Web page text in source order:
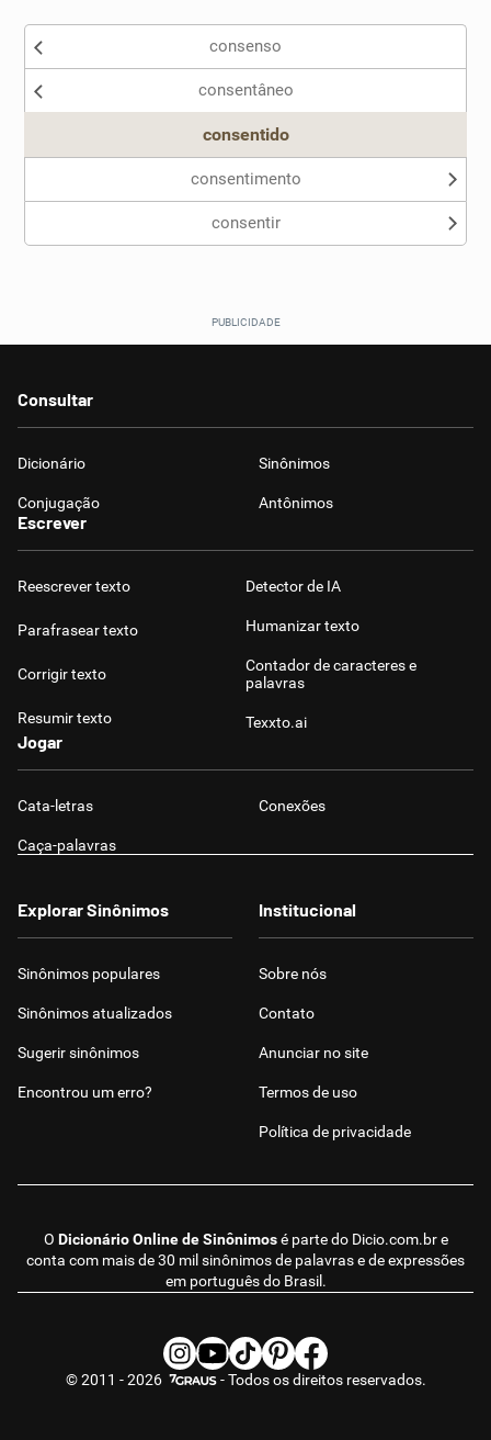
Nenhum dos sinônimos apresentados me ajudou
consenso
consentâneo
consentido
consentimento
consentir
Consultar
Dicionário Sinônimos
Conjugação Antônimos
Escrever
Reescrever texto
Parafrasear texto
Corrigir texto
Resumir texto
Detector de IA
Humanizar texto
Contador de caracteres e
palavras
Texxto.ai
Jogar
Cata-letras Conexões
Caça-palavras
O Dicionário Online de Sinônimosé parte do Dicio.com.bre
conta com mais de 30 mil sinônimos de palavras e de expressões
em português do Brasil.
Explorar Sinônimos
Sinônimos populares
Sinônimos atualizados
Sugerir sinônimos
Encontrou um erro?
Institucional
Sobre nós
Contato
Anunciar no site
Termos de uso
Política de privacidade
© 2011 - 2026 - Todos os direitos reservados.